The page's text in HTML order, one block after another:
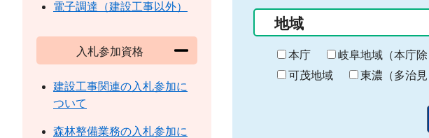
の
始
ま
り
地域
本庁 岐阜地域（本庁除
可茂地域
東濃（多治
電子調達（建設工事以外）
入札参加資格
建設工事関連の入札参加に
ついて
森林整備業務の入札参加に